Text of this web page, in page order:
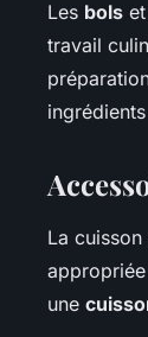
Les bols et
travail
La
appropriée
une